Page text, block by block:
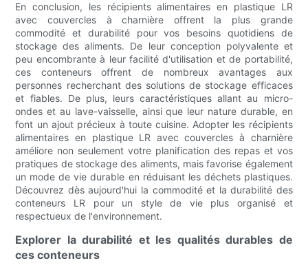
En conclusion, les récipients alimentaires en plastique LR
avec couvercles à charnière offrent la plus grande
commodité et durabilité pour vos besoins quotidiens de
stockage des aliments. De leur conception polyvalente et
peu encombrante à leur facilité d'utilisation et de portabilité,
ces conteneurs offrent de nombreux avantages aux
personnes recherchant des solutions de stockage efficaces
et fiables. De plus, leurs caractéristiques allant au micro-
ondes et au lave-vaisselle, ainsi que leur nature durable, en
font un ajout précieux à toute cuisine. Adopter les récipients
alimentaires en plastique LR avec couvercles à charnière
améliore non seulement votre planification des repas et vos
pratiques de stockage des aliments, mais favorise également
un mode de vie durable en réduisant les déchets plastiques.
Découvrez dès aujourd'hui la commodité et la durabilité des
conteneurs LR pour un style de vie plus organisé et
respectueux de l'environnement.
Explorer la durabilité et les qualités durables de
ces conteneurs